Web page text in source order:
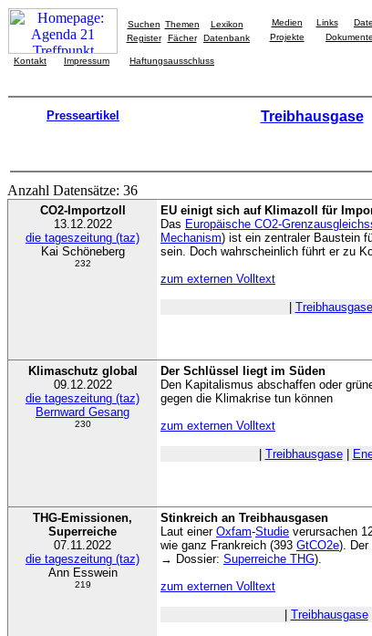
Suchen Themen
Lexikon
Register
Fächer Datenbank
Medien Links
Projekte
Dokumente
Kontakt Impressum Haftungsausschluss
Presseartikel
Treibhausgase
Anzahl Datensätze: 36
CO2-Importzoll
13.12.2022
die tageszeitung (taz)
Kai Schöneberg
232
EU einigt sich auf Klimazoll für
Das Europäische CO2-
Mechanism) ist ein zentraler Baustein
sein. Doch wahrscheinlich führt er zu
zum externen Volltext
Treibhausgase
Klimaschutz global
09.12.2022
die tageszeitung (taz)
Bernward Gesang
230
Der Schlüssel liegt im Süden
Den Kapitalismus abschaffen oder
gegen die Klimakrise tun können
zum externen Volltext
Treibhausgase|
THG-Emissionen,
Superreiche
07.11.2022
die tageszeitung (taz)
Ann Esswein
219
Stinkreich an Treibhausgasen
Laut einer Oxfam-Studie verursachen
wie ganz Frankreich (393 GtCO2e). Der
→ Dossier: Superreiche THG).
zum externen Volltext
Treibhausgase|